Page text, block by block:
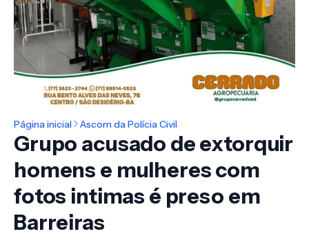
Página inicial Ascom da Polícia Civil
Grupo acusado de extorquir
homens e mulheres com
fotos intimas é preso em
Barreiras